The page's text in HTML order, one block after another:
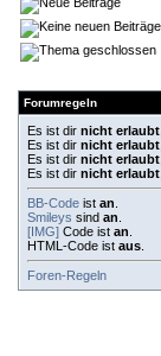
Forumregeln
Es ist dir nicht erlaubt
Es ist dir nicht erlaubt
Es ist dir nicht erlaubt
Es ist dir nicht erlaubt
BB-Code ist an
Smileys sind an
[IMG] Code ist an
HTML-Code ist aus
Foren-Regeln